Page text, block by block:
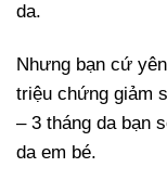
da.
Nhưng bạn cứ
triệu chứng giảm
– 3 tháng da bạn
da em bé.